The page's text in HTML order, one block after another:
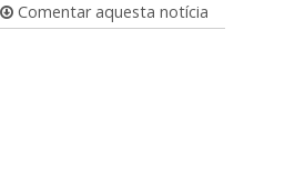
Comentar aquesta notícia